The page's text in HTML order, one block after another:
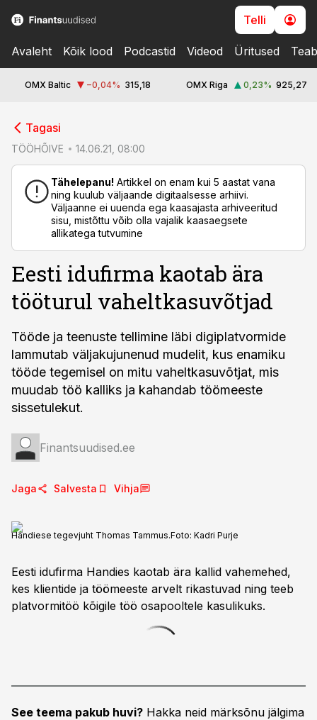
Telli
Avaleht Kõik lood Podcastid Videod Üritused
OMX Baltic −0,04% 315,18 OMX Riga 0,23% 925,27
Tagasi
TÖÖHÕIVE 14.06.21, 08:00
Tähelepanu! Artikkel on enam kui 5 aastat vana
ning kuulub väljaande digitaalsesse arhiivi.
Väljaanne ei uuenda ega kaasajasta arhiveeritud
sisu, mistõttu võib olla vajalik kaasaegsete
allikatega tutvumine
Eesti idufirma kaotab ära
tööturul vaheltkasuvõtjad
Tööde ja teenuste tellimine läbi digiplatvormide
lammutab väljakujunenud mudelit, kus enamiku
tööde tegemisel on mitu vaheltkasuvõtjat, mis
muudab töö kalliks ja kahandab töömeeste
sissetulekut.
Finantsuudised.ee
Jaga Salvesta Vihja
Handiese tegevjuht Thomas Tammus.Foto: Kadri Purje
Eesti idufirma Handies kaotab ära kallid vahemehed,
kes klientide ja töömeeste arvelt rikastuvad ning teeb
platvormitöö kõigile töö osapooltele kasulikuks.
See teema pakub huvi? Hakka neid märksõnu jälgima